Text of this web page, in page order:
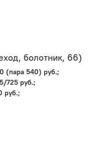
болотник, 66)
(пара 540) руб.;
725 руб.;
руб.;